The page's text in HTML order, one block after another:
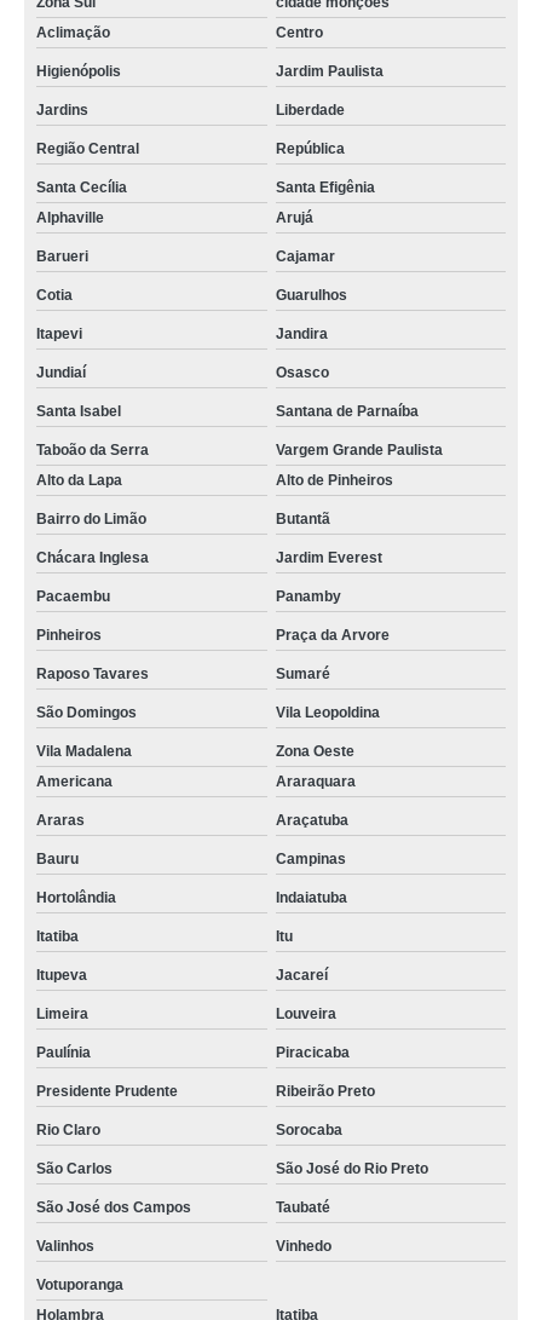
Aclimação
Centro
Higienópolis Jardim Paulista
Jardins Liberdade
Região Central República
Santa Cecília
Santa Efigênia
Alphaville
Arujá
Barueri Cajamar
Cotia Guarulhos
Itapevi Jandira
Jundiaí Osasco
Santa Isabel Santana de Parnaíba
Taboão da Serra
Vargem Grande Paulista
Alto da Lapa
Alto de Pinheiros
Bairro do Limão Butantã
Chácara Inglesa Jardim Everest
Pacaembu Panamby
Pinheiros Praça da Arvore
Raposo Tavares Sumaré
São Domingos Vila Leopoldina
Vila Madalena
Zona Oeste
Americana
Araraquara
Araras Araçatuba
Bauru Campinas
Hortolândia Indaiatuba
Itatiba Itu
Itupeva Jacareí
Limeira Louveira
Paulínia Piracicaba
Presidente Prudente Ribeirão Preto
Rio Claro Sorocaba
São Carlos São José do Rio Preto
São José dos Campos Taubaté
Valinhos Vinhedo
Votuporanga
Holambra
Itatiba